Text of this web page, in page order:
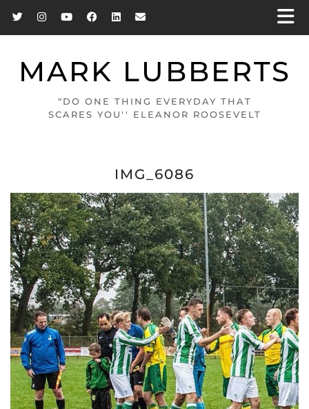
MARK LUBBERTS
“DO ONE THING EVERYDAY THAT
SCARES YOU'' ELEANOR ROOSEVELT
IMG_6086